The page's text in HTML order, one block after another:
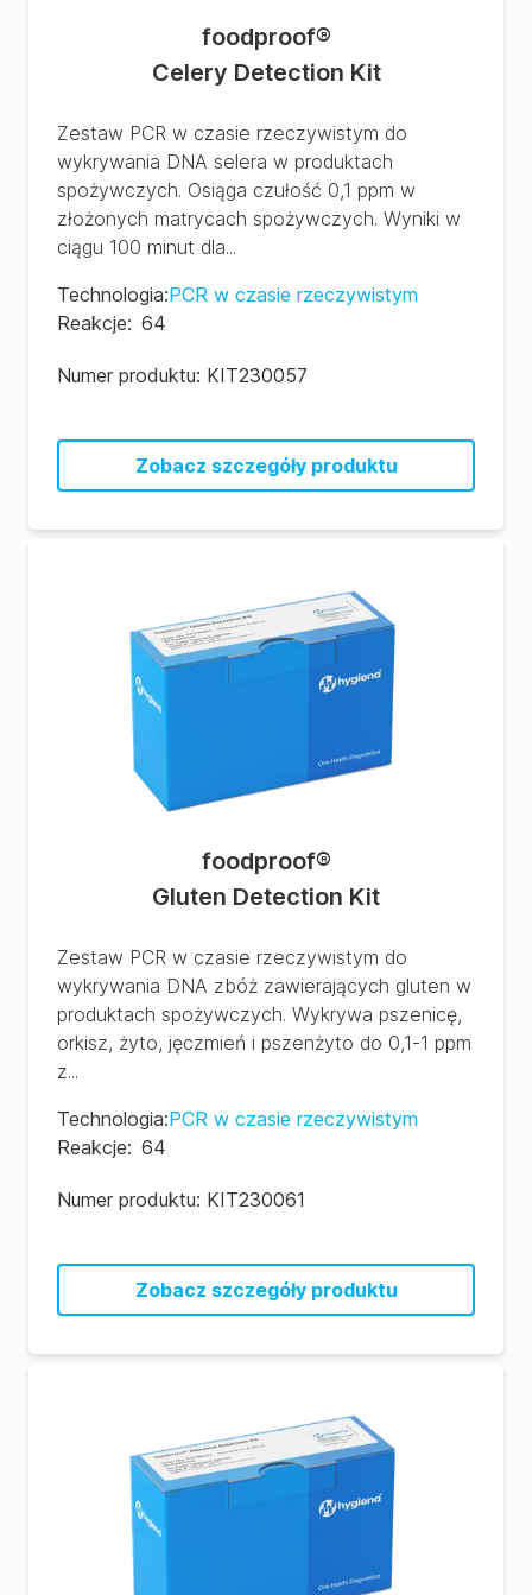
foodproof®
Celery Detection Kit
Zestaw PCR w czasie rzeczywistym do
wykrywania DNA selera w produktach
spożywczych. Osiąga czułość 0,1 ppm w
złożonych matrycach spożywczych. Wyniki w
ciągu 100 minut dla...
Technologia:PCR w czasie rzeczywistym
Reakcje: 64
Numer produktu: KIT230057
Zobacz szczegóły produktu
foodproof®
Gluten Detection Kit
Zestaw PCR w czasie rzeczywistym do
wykrywania DNA zbóż zawierających gluten w
produktach spożywczych. Wykrywa pszenicę,
orkisz, żyto, jęczmień i pszenżyto do 0,1-1 ppm
z...
Technologia:PCR w czasie rzeczywistym
Reakcje: 64
Numer produktu: KIT230061
Zobacz szczegóły produktu